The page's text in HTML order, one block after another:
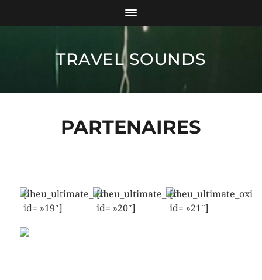
TRAVEL SOUNDS
PARTENAIRES
[iheu_ultimate_oxi
id= »19″]
[iheu_ultimate_oxi
id= »20″]
[iheu_ultimate_oxi
id= »21″]